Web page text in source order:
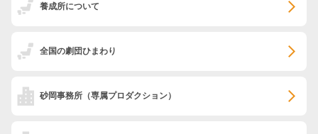
養成所について
全国の劇団ひまわり
砂岡事務所 （専属プロダクション）